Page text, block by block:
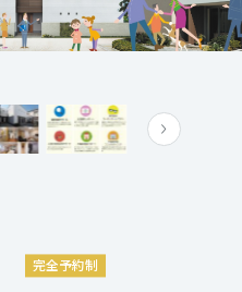
マチ-）
ト）
完全予約制
ん？
を装備した賃貸住宅
望に沿えない場合も
問い合わせ下さい。
る